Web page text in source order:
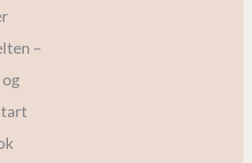
–